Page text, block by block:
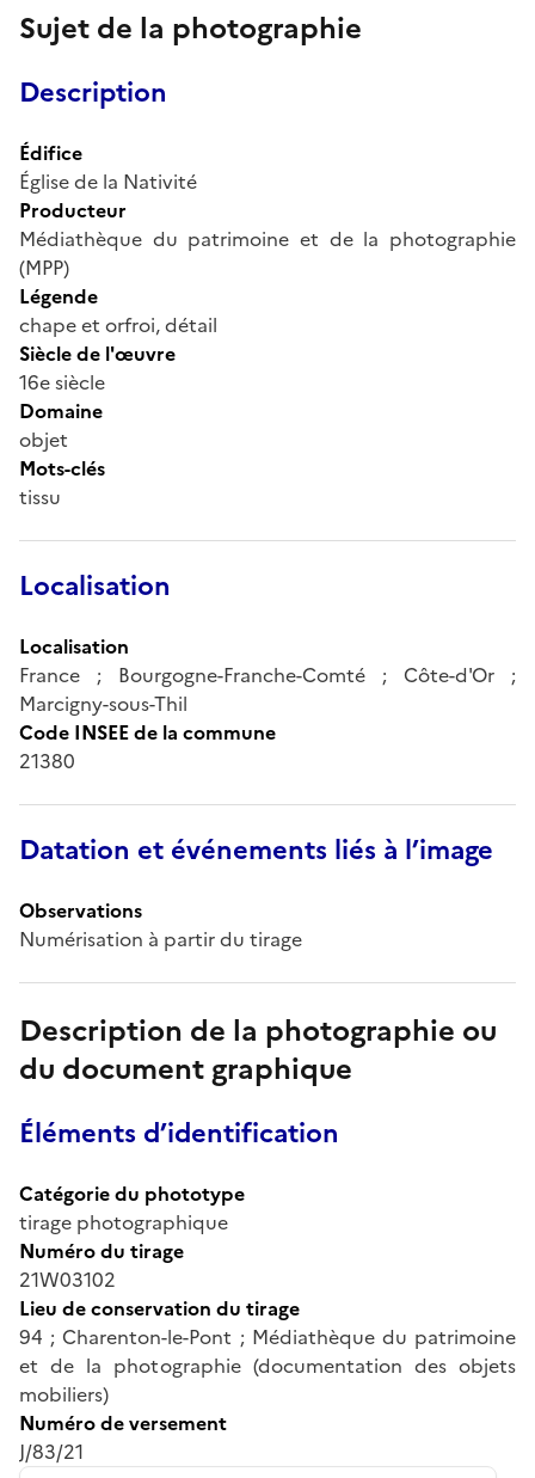
Sujet de la photographie
Description
Édifice
Église de la Nativité
Producteur
Médiathèque du patrimoine et de la photographie
(MPP)
Légende
chape et orfroi, détail
Siècle de l'œuvre
16e siècle
Domaine
objet
Mots-clés
tissu
Localisation
Localisation
France ; Bourgogne-Franche-Comté ; Côte-d'Or ;
Marcigny-sous-Thil
Code INSEE de la commune
21380
Datation et événements liés à l’image
Observations
Numérisation à partir du tirage
Description de la photographie ou
du document graphique
Éléments d’identification
Catégorie du phototype
tirage photographique
Numéro du tirage
21W03102
Lieu de conservation du tirage
94 ; Charenton-le-Pont ; Médiathèque du patrimoine
et de la photographie (documentation des objets
mobiliers)
Numéro de versement
J/83/21